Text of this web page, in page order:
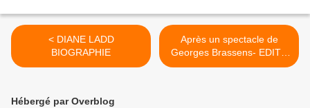
< DIANE LADD
BIOGRAPHIE
Après un spectacle de
Georges Brassens- EDITH
PIAF- RENE LOUIS
Hébergé par Overblog